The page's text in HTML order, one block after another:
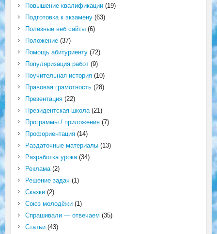
Повышение квалификации(19)
Подготовка к экзамену(63)
Полезные веб сайты(6)
Положение(37)
Помощь абитуриенту(72)
Популяризация работ(9)
Поучительная история(10)
Правовая грамотность(28)
Презентация(22)
Президентская школа(21)
Программы / приложения(7)
Профориентация(14)
Раздаточные материалы(13)
Разработка урока(34)
Реклама(2)
Решение задач (1)
Сказки(2)
Союз молодёжи(1)
Спрашивали — отвечаем (35)
Статьи(43)